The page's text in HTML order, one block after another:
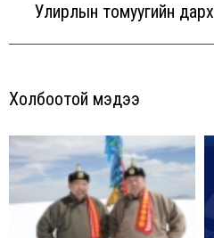
Улирлын томуугийн
Холбоотой мэдээ